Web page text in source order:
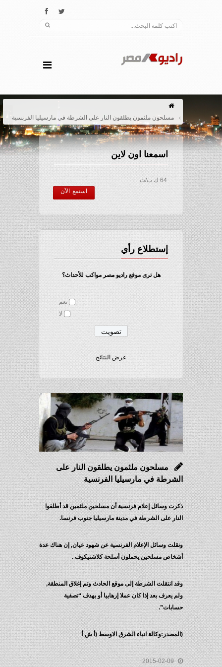
مسلحون ملثمون يطلقون النار على الشرطة في مارسيليا الفرنسية
اسمعنا اون لاين
64 ك ب/ث
استمع الآن
إستطلاع رأي
هل ترى موقع راديو مصر مواكب للأحداث؟
نعم
لا
عرض النتائج
مسلحون ملثمون يطلقون النار على
الشرطة في مارسيليا الفرنسية
ذكرت وسائل إعلام فرنسية أن مسلحين ملثمين قد أطلقوا
النار على الشرطة في مدينة مارسيليا جنوب فرنسا.
ونقلت وسائل الإعلام الفرنسية عن شهود عيان, إن هناك عدة
أشخاص مسلحين يحملون أسلحة كلاشنيكوف .
وقد انتقلت الشرطة إلى موقع الحادث وتم إغلاق المنطقة,
ولم يعرف بعد إذا كان عملا إرهابيا أو بهدف “تصفية
حسابات”.
(المصدر:وكالة انباء الشرق الاوسط (أ ش أ
2015-02-09